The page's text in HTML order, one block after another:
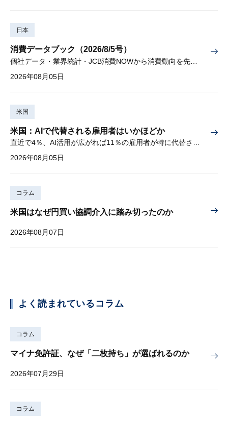
日本
消費データブック（2026/8/5号）
2026年08月05日
米国
米国：AIで代替される雇用者はいかほどか
直近で4％、AI活用が広がれば11％の雇用者が特に代替されやすい
2026年08月05日
コラム
米国はなぜ円買い協調介入に踏み切ったのか
2026年08月07日
よく読まれているコラム
コラム
マイナ免許証、なぜ「二枚持ち」が選ばれるのか
2026年07月29日
コラム